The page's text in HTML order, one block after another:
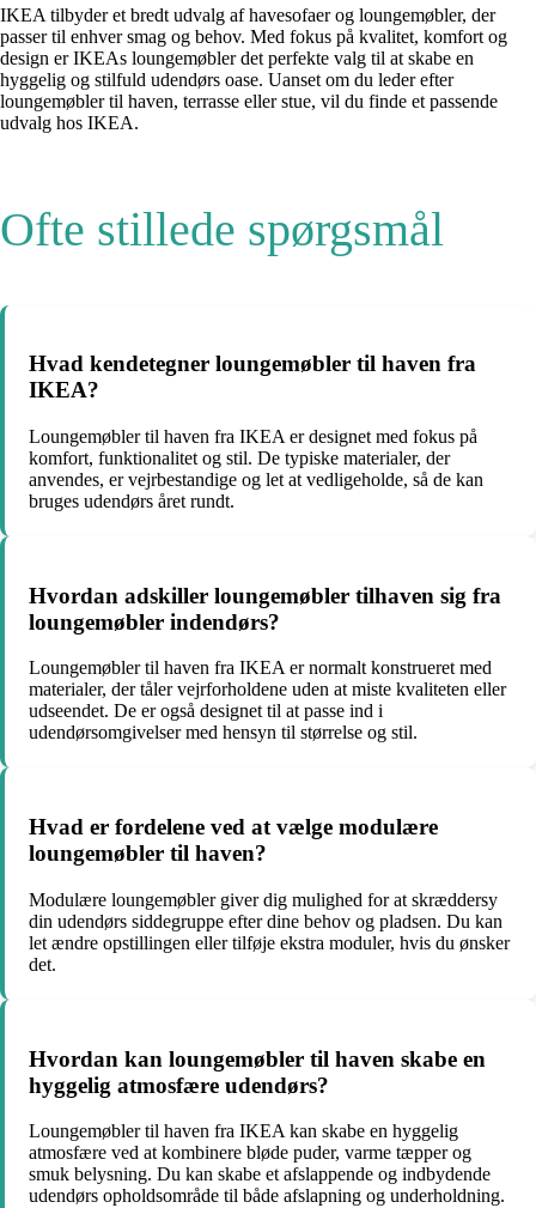
IKEA tilbyder et bredt udvalg af havesofaer og loungemøbler, der
passer til enhver smag og behov. Med fokus på kvalitet, komfort og
design er IKEAs loungemøbler det perfekte valg til at skabe en
hyggelig og stilfuld udendørs oase. Uanset om du leder efter
loungemøbler til haven, terrasse eller stue, vil du finde et passende
udvalg hos IKEA.
Ofte stillede spørgsmål
Hvad kendetegner loungemøbler til haven fra
IKEA?
Loungemøbler til haven fra IKEA er designet med fokus på
komfort, funktionalitet og stil. De typiske materialer, der
anvendes, er vejrbestandige og let at vedligeholde, så de kan
bruges udendørs året rundt.
Hvordan adskiller loungemøbler tilhaven sig fra
loungemøbler indendørs?
Loungemøbler til haven fra IKEA er normalt konstrueret med
materialer, der tåler vejrforholdene uden at miste kvaliteten eller
udseendet. De er også designet til at passe ind i
udendørsomgivelser med hensyn til størrelse og stil.
Hvad er fordelene ved at vælge modulære
loungemøbler til haven?
Modulære loungemøbler giver dig mulighed for at skræddersy
din udendørs siddegruppe efter dine behov og pladsen. Du kan
let ændre opstillingen eller tilføje ekstra moduler, hvis du ønsker
det.
Hvordan kan loungemøbler til haven skabe en
hyggelig atmosfære udendørs?
Loungemøbler til haven fra IKEA kan skabe en hyggelig
atmosfære ved at kombinere bløde puder, varme tæpper og
smuk belysning. Du kan skabe et afslappende og indbydende
udendørs opholdsområde til både afslapning og underholdning.